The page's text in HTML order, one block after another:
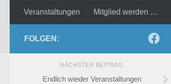
Zum Inhalt springen
Veranstaltungen Mitglied werden …
FOLGEN:
NÄCHSTER BEITRAG
Endlich wieder Veranstaltungen